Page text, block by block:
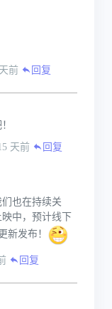
前 回复
天前 回复
也在持续关
中，预计线下
新发布！
回复